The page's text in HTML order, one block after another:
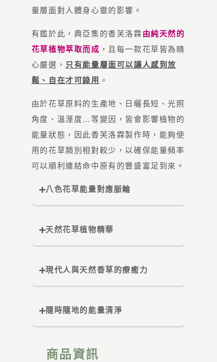
量層面對人體身心靈的影響。
有鑑於此，典亞集的香芙洛霖 由純天然的
花草植物萃取而成 ，且每一款花草皆為精
心嚴選， 只有能量層面可以讓人感到放
鬆、自在才可錄用 。
由於花草原料的生產地、日曬長短、光照
角度、溫溼度…等變因，皆會影響植物的
能量狀態，因此香芙洛霖製作時，能夠使
用的花草類別相對較少，以確保能量頻率
可以順利連結命中原有的豐盛富足到來。
八色花草能量對應脈輪
天然花草植物精華
現代人與天然香草的療癒力
隨時隨地的能量清淨
商品資訊